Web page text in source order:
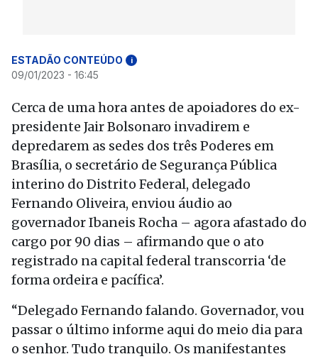
ESTADÃO CONTEÚDO i
09/01/2023 - 16:45
Cerca de uma hora antes de apoiadores do ex-
presidente Jair Bolsonaro invadirem e
depredarem as sedes dos três Poderes em
Brasília, o secretário de Segurança Pública
interino do Distrito Federal, delegado
Fernando Oliveira, enviou áudio ao
governador Ibaneis Rocha – agora afastado do
cargo por 90 dias – afirmando que o ato
registrado na capital federal transcorria ‘de
forma ordeira e pacífica’.
“Delegado Fernando falando. Governador, vou
passar o último informe aqui do meio dia para
o senhor. Tudo tranquilo. Os manifestantes